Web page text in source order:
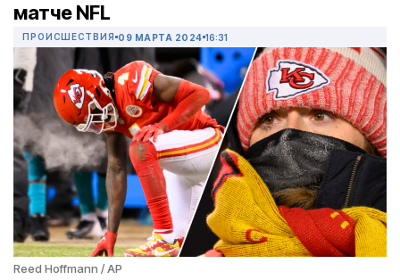
матче NFL
ПРОИСШЕСТВИЯ 09 МАРТА 2024 16:31
Reed Hoffmann / AP